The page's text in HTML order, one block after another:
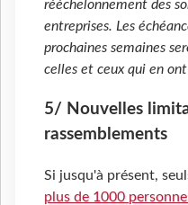
rééchelonnement des
entreprises. Les
prochaines semaines
celles et ceux qui en ont
5/ Nouvelles
rassemblements
Si jusqu'à présent,
plus de 1000